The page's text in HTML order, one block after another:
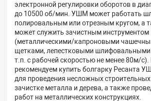
электронной регулировки оборотов в
до 10500 об/мин. УШМ может работать
полировальным или отрезным кругом, а
может служить зачистным инструментом
(металлическими/капроновыми
щетками, лепестковыми шлифовальными
т.п. с рабочей скоростью не менее 80м/
рекомендуем купить болгарку Ресанта
для проведения несложных
зачистке металла и дерева, а также
работ на металлических конструкциях.